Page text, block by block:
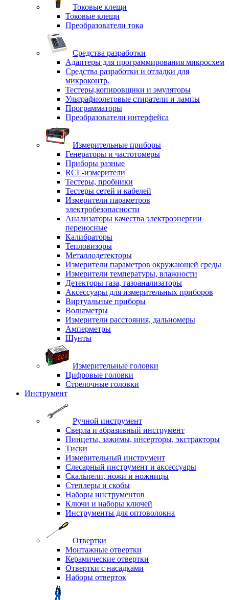
Токовые клещи
Токовые клещи
Преобразователи тока
Средства разработки
Адаптеры для программирования микросхем
Средства разработки и отладки для
микроконтр.
Тестеры,копировщики и эмуляторы
Ультрафиолетовые стиратели и лампы
Программаторы
Преобразователи интерфейса
Измерительные приборы
Генераторы и частотомеры
Приборы разные
RCL-измерители
Тестеры, пробники
Тестеры сетей и кабелей
Измерители параметров
электробезопасности
Анализаторы качества электроэнергии
переносные
Калибраторы
Тепловизоры
Металлодетекторы
Измерители параметров окружающей среды
Измерители температуры, влажности
Детекторы газа, газоанализаторы
Аксессуары для измерительных приборов
Виртуальные приборы
Вольтметры
Измерители расстояния, дальномеры
Амперметры
Шунты
Измерительные головки
Цифровые головки
Стрелочные головки
Инструмент
Ручной инструмент
Сверла и абразивный инструмент
Пинцеты, зажимы, инсерторы, экстракторы
Тиски
Измерительный инструмент
Слесарный инструмент и аксессуары
Скальпели, ножи и ножницы
Степлеры и скобы
Наборы инструментов
Ключи и наборы ключей
Инструменты для оптоволокна
Отвертки
Монтажные отвертки
Керамические отвертки
Отвертки с насадками
Наборы отверток